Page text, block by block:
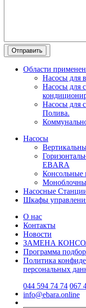
Области
Насосы для
Насосы для
Насосы для
Полива.
Насосы
EBARA
Консольные
Насосные
Шкафы
О нас
Контакты
Новости
ЗАМЕНА
Программа
Политика
персональных
044 594 74 74 067
info@ebara.online